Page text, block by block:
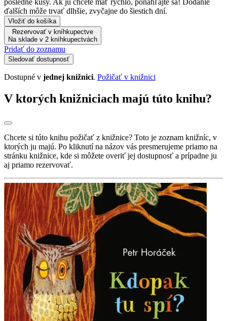
ďalších môže trvať dlhšie, zvyčajne do šiestich dní.
Vložiť do košíka
Rezervovať v kníhkupectve
Na sklade v 2 kníhkupectvách
Pridať do zoznamu
Sledovať dostupnosť
Dostupné v jednej knižnici. Požičať v knižnici
V ktorých knižniciach majú túto knihu?
Chcete si túto knihu požičať z knižnice? Toto je zoznam knižníc, v
ktorých ju majú. Po kliknutí na názov vás presmerujeme priamo na
stránku knižnice, kde si môžete overiť jej dostupnosť a prípadne ju
aj priamo rezervovať.